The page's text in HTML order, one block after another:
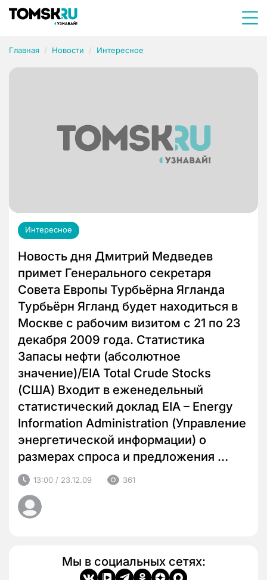
Главная Новости Интересное
Интересное
Новость дня Дмитрий Медведев
примет Генерального секретаря
Совета Европы Турбьёрна Ягланда
Турбьёрн Ягланд будет находиться в
Москве с рабочим визитом с 21 по 23
декабря 2009 года. Статистика
Запасы нефти (абсолютное
значение)/EIA Total Crude Stocks
(США) Входит в еженедельный
статистический доклад EIA – Energy
Information Administration (Управление
энергетической информации) о
размерах спроса и предложения …
13:00 / 23.12.09 361
Мы в социальных сетях: